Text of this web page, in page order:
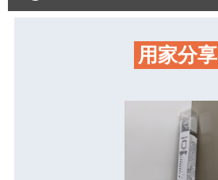
用家分享